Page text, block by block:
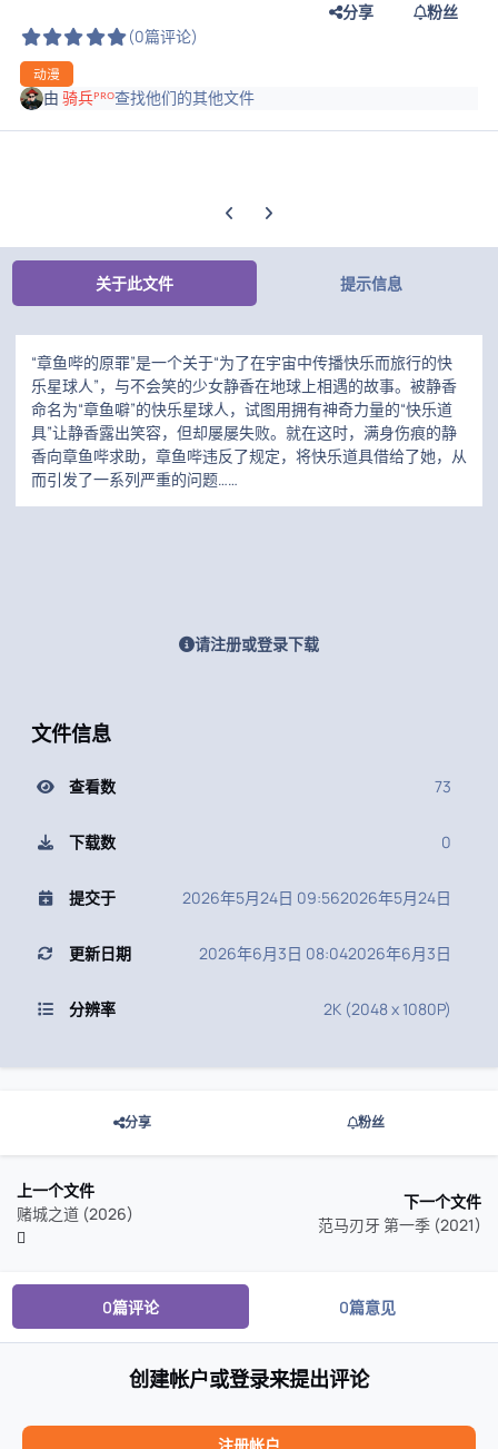
(0篇评论)
动漫
分享 粉丝
由骑兵ᴾᴿᴼ查找他们的其他文件
上一张轮播幻灯片
下一张轮播幻灯片
关于此文件 提示信息
“章鱼哔的原罪”是一个关于“为了在宇宙中传播快乐而旅行的快
乐星球人”，与不会笑的少女静香在地球上相遇的故事。被静香
命名为“章鱼噼”的快乐星球人，试图用拥有神奇力量的“快乐道
具”让静香露出笑容，但却屡屡失败。就在这时，满身伤痕的静
香向章鱼哔求助，章鱼哔违反了规定，将快乐道具借给了她，从
而引发了一系列严重的问题……
请注册或登录下载
文件信息
查看数 73
下载数 0
提交于 2026年5月24日 09:562026年5月24日
更新日期 2026年6月3日 08:042026年6月3日
分辨率 2K (2048 x 1080P)
分享 粉丝
上一个文件
赌城之道 (2026)
下一个文件
范马刃牙 第一季 (2021)
0篇评论 0篇意见
创建帐户或登录来提出评论